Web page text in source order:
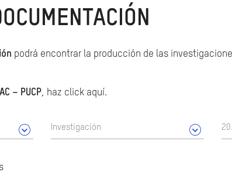
podrá encontrar la producción de las
– PUCP, haz click aquí.
Investigación